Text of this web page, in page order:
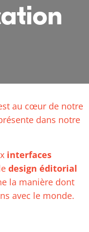
au cœur de notre
dans notre
interfaces
design éditorial
la manière dont
avec le monde.